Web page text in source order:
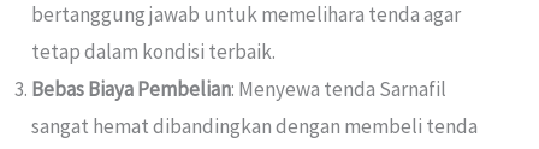
bertanggung jawab untuk memelihara tenda agar
tetap dalam kondisi terbaik.
Bebas Biaya Pembelian: Menyewa tenda Sarnafil
sangat hemat dibandingkan dengan membeli tenda